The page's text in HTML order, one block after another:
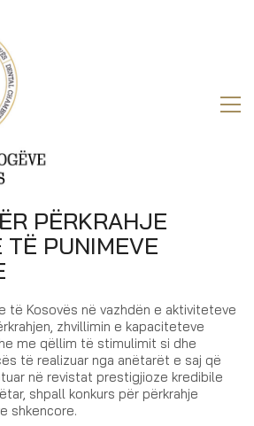
PËRKRAHJE
TË PUNIMEVE
të Kosovës në vazhdën e aktiviteteve
zhvillimin e kapaciteteve
me qëllim të stimulimit si dhe
të realizuar nga anëtarët e saj që
në revistat prestigjioze kredibile
shpall konkurs për përkrahje
shkencore.